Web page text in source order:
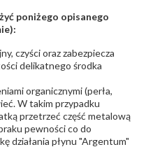
poniżego opisanego
czyści oraz zabezpiecza
delikatnego środka
organicznymi (perła,
W takim przypadku
przetrzeć część metalową
pewności co do
działania płynu "Argentum"